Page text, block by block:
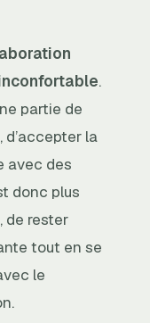
.
partie de
la
avec des
donc plus
de rester
tout en se
le